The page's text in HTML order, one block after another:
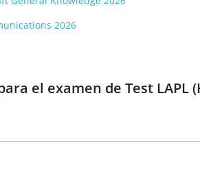
2026
el examen de Test LAPL